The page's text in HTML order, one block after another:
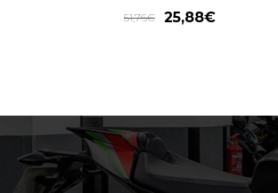
51,76€ 25,88€